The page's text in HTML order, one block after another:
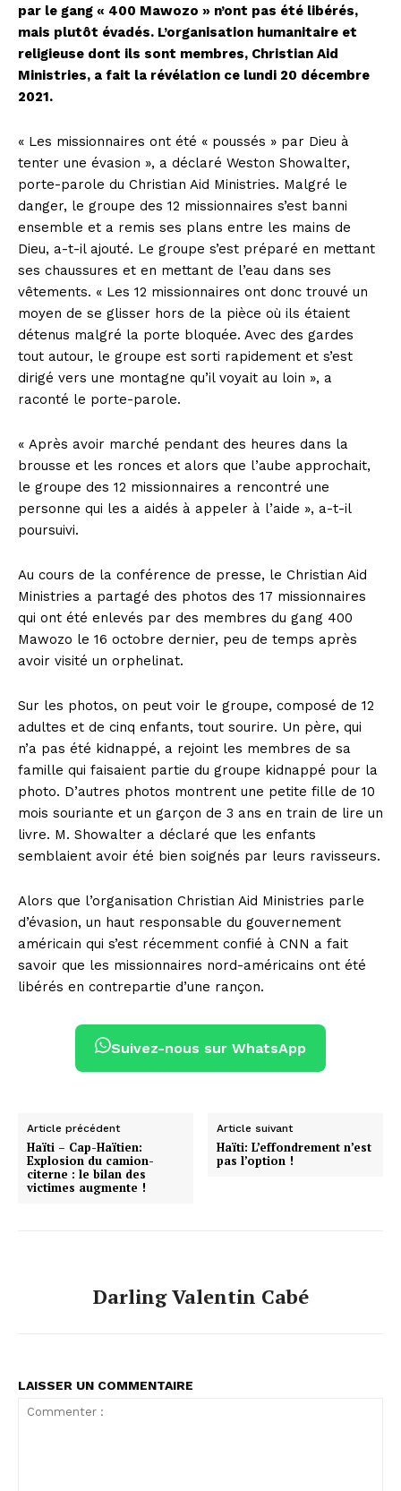
par le gang « 400 Mawozo » n’ont pas été libérés,
mais plutôt évadés. L’organisation humanitaire et
religieuse dont ils sont membres, Christian Aid
Ministries, a fait la révélation ce lundi 20 décembre
2021.
« Les missionnaires ont été « poussés » par Dieu à
tenter une évasion », a déclaré Weston Showalter,
porte-parole du Christian Aid Ministries. Malgré le
danger, le groupe des 12 missionnaires s’est banni
ensemble et a remis ses plans entre les mains de
Dieu, a-t-il ajouté. Le groupe s’est préparé en mettant
ses chaussures et en mettant de l’eau dans ses
vêtements. « Les 12 missionnaires ont donc trouvé un
moyen de se glisser hors de la pièce où ils étaient
détenus malgré la porte bloquée. Avec des gardes
tout autour, le groupe est sorti rapidement et s’est
dirigé vers une montagne qu’il voyait au loin », a
raconté le porte-parole.
« Après avoir marché pendant des heures dans la
brousse et les ronces et alors que l’aube approchait,
le groupe des 12 missionnaires a rencontré une
personne qui les a aidés à appeler à l’aide », a-t-il
poursuivi.
Au cours de la conférence de presse, le Christian Aid
Ministries a partagé des photos des 17 missionnaires
qui ont été enlevés par des membres du gang 400
Mawozo le 16 octobre dernier, peu de temps après
avoir visité un orphelinat.
Sur les photos, on peut voir le groupe, composé de 12
adultes et de cinq enfants, tout sourire. Un père, qui
n’a pas été kidnappé, a rejoint les membres de sa
famille qui faisaient partie du groupe kidnappé pour la
photo. D’autres photos montrent une petite fille de 10
mois souriante et un garçon de 3 ans en train de lire un
livre. M. Showalter a déclaré que les enfants
semblaient avoir été bien soignés par leurs ravisseurs.
Alors que l’organisation Christian Aid Ministries parle
d’évasion, un haut responsable du gouvernement
américain qui s’est récemment confié à CNN a fait
savoir que les missionnaires nord-américains ont été
libérés en contrepartie d’une rançon.
Suivez-nous sur WhatsApp
Article précédent
Haïti – Cap-Haïtien:
Explosion du camion-
citerne : le bilan des
victimes augmente !
Article suivant
Haïti: L’effondrement n’est
pas l’option !
Darling Valentin Cabé
LAISSER UN COMMENTAIRE